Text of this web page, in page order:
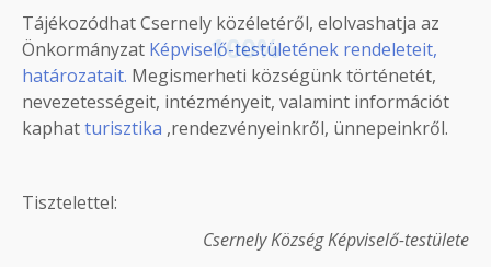
100%
Tájékozódhat Csernely közéletéről, elolvashatja az
Önkormányzat Képviselő-testületének rendeleteit,
határozatait. Megismerheti községünk történetét,
nevezetességeit, intézményeit, valamint információt
kaphatturisztika ,rendezvényeinkről, ünnepeinkről.
Tisztelettel:
Csernely Község Képviselő-testülete